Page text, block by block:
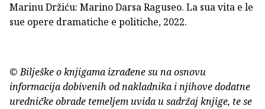
Marinu Držiću: Marino Darsa Raguseo. La sua vita e le
sue opere dramatiche e politiche, 2022.
© Bilješke o knjigama izrađene su na osnovu
informacija dobivenih od nakladnika i njihove dodatne
uredničke obrade temeljem uvida u sadržaj knjige, te se